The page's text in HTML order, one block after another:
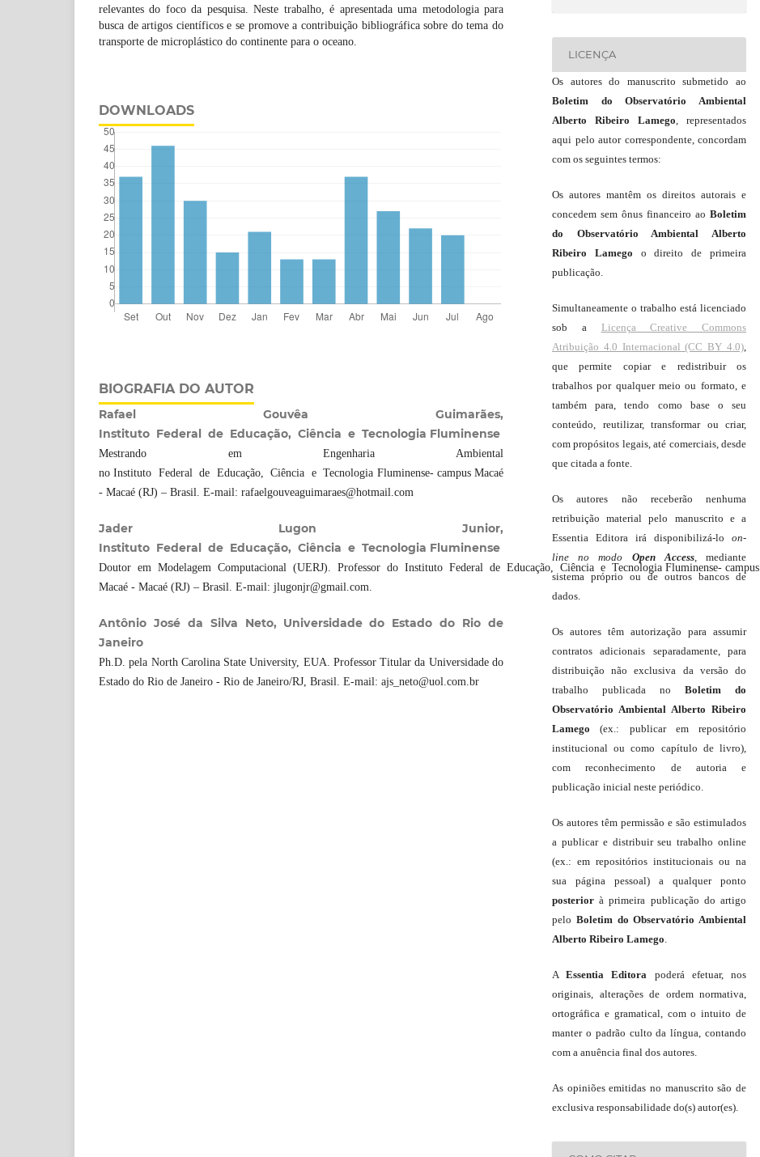
relevantes do foco da pesquisa. Neste trabalho, é apresentada uma metodologia para
busca de artigos científicos e se promove a contribuição bibliográfica sobre do tema do
transporte de microplástico do continente para o oceano.
DOWNLOADS
BIOGRAFIA DO AUTOR
Rafael Gouvêa Guimarães,
Instituto Federal de Educação, Ciência e Tecnologia Fluminense
Mestrando em Engenharia Ambiental
no Instituto Federal de Educação, Ciência e Tecnologia Fluminense- campus Macaé
- Macaé (RJ) – Brasil. E-mail: rafaelgouveaguimaraes@hotmail.com
Jader Lugon Junior,
Instituto Federal de Educação, Ciência e Tecnologia Fluminense
Doutor em Modelagem Computacional (UERJ). Professor do Instituto Federal de Educação, Ciência e Tecnologia Fluminense- campus
Macaé - Macaé (RJ) – Brasil. E-mail: jlugonjr@gmail.com.
Antônio José da Silva Neto, Universidade do Estado do Rio de
Janeiro
Ph.D. pela North Carolina State University, EUA. Professor Titular da Universidade do
Estado do Rio de Janeiro - Rio de Janeiro/RJ, Brasil. E-mail: ajs_neto@uol.com.br
LICENÇA
Os autores do manuscrito submetido ao
Boletim do Observatório Ambiental
Alberto Ribeiro Lamego , representados
aqui pelo autor correspondente, concordam
com os seguintes termos:
Os autores mantêm os direitos autorais e
concedem sem ônus financeiro ao Boletim
do Observatório Ambiental Alberto
Ribeiro Lamego o direito de primeira
publicação.
Simultaneamente o trabalho está licenciado
sob a Licença Creative Commons
Atribuição 4.0 Internacional (CC BY 4.0)
que permite copiar e redistribuir os
trabalhos por qualquer meio ou formato, e
também para, tendo como base o seu
conteúdo, reutilizar, transformar ou criar,
com propósitos legais, até comerciais, desde
que citada a fonte.
Os autores não receberão nenhuma
retribuição material pelo manuscrito e a
Essentia Editora irá disponibilizá-lo on-
line
no modo Open Access, mediante
sistema próprio ou de outros bancos de
dados.
Os autores têm autorização para assumir
contratos adicionais separadamente, para
distribuição não exclusiva da versão do
trabalho publicada no Boletim do
Observatório Ambiental Alberto Ribeiro
Lamego (ex.: publicar em repositório
institucional ou como capítulo de livro),
com reconhecimento de autoria e
publicação inicial neste periódico.
Os autores têm permissão e são estimulados
a publicar e distribuir seu trabalho online
(ex.: em repositórios institucionais ou na
sua página pessoal) a qualquer ponto
posterior à primeira publicação do artigo
pelo Boletim do Observatório Ambiental
Alberto Ribeiro Lamego
AEssentia Editora poderá efetuar, nos
originais, alterações de ordem normativa,
ortográfica e gramatical, com o intuito de
manter o padrão culto da língua, contando
com a anuência final dos autores.
As opiniões emitidas no manuscrito são de
exclusiva responsabilidade do(s) autor(es).